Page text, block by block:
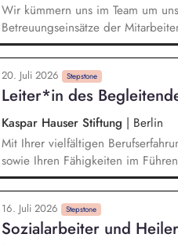
Wir kümmern uns im Team um
Betreuungseinsätze der
im Alltag und gestalten
das Teilhabe und Wohlbefinden
im engen Austausch mit Team,
20. Juli 2026 Stepstone
Leiter*in des
Kaspar Hauser Stiftung | Berlin
Mit Ihrer vielfältigen
sowie Ihren Fähigkeiten im
Position der Leitung des
konzeptionelle
übernehmen. Sie sind Teil des
kollegial und auf Augenhöhe mit
16. Juli 2026 Stepstone
Sozialarbeiter und